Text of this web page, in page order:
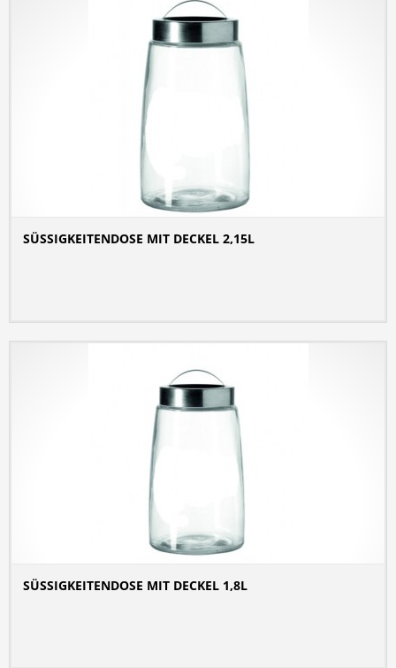
SÜSSIGKEITENDOSE MIT DECKEL 2,15L
SÜSSIGKEITENDOSE MIT DECKEL 1,8L